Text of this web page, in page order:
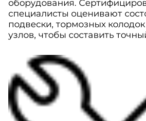
оборудования.
специалисты оценивают
подвески, тормозных
узлов, чтобы составить